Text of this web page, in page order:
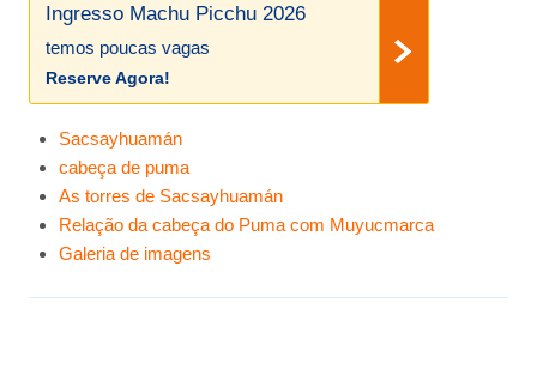
Ingresso Machu Picchu 2026
temos poucas vagas
Reserve Agora!
Sacsayhuamán
cabeça de puma
As torres de Sacsayhuamán
Relação da cabeça do Puma com Muyucmarca
Galeria de imagens